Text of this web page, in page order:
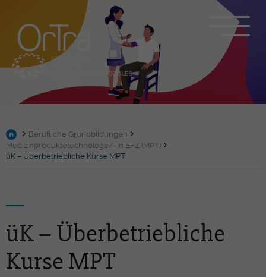
Berufliche Grundbildungen
Medizinproduktetechnologe/-In EFZ (MPT)
üK – Überbetriebliche Kurse MPT
üK – Überbetriebliche
Kurse MPT